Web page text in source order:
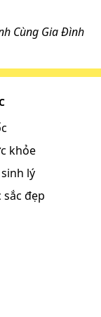
Cùng Gia Đình
khỏe
lý
sắc đẹp